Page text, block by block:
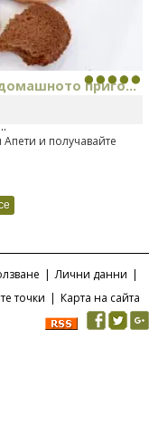
приго...
на изцяло нов
и получавайте
| Лични данни |
точки | Карта на сайта